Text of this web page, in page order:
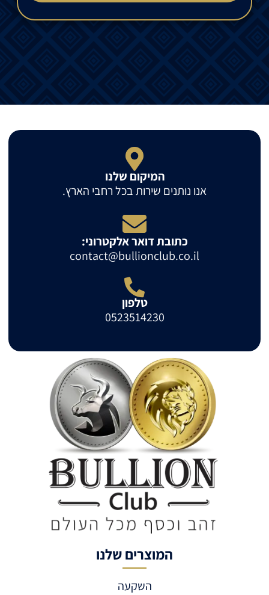
המיקום שלנו
אנו נותנים שירות בכל רחבי הארץ.
כתובת דואר אלקטרוני:
contact@bullionclub.co.il
טלפון
0523514230
המוצרים שלנו
השקעה